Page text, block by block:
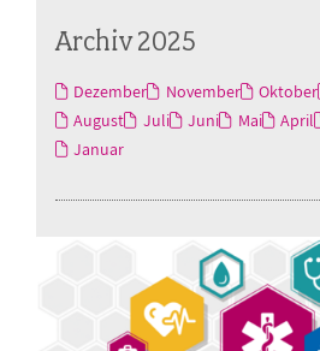
Archiv 2025
Dezember November Oktober
August
Juli Juni Mai April
Januar